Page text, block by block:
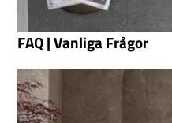
FAQ | Vanliga Frågor